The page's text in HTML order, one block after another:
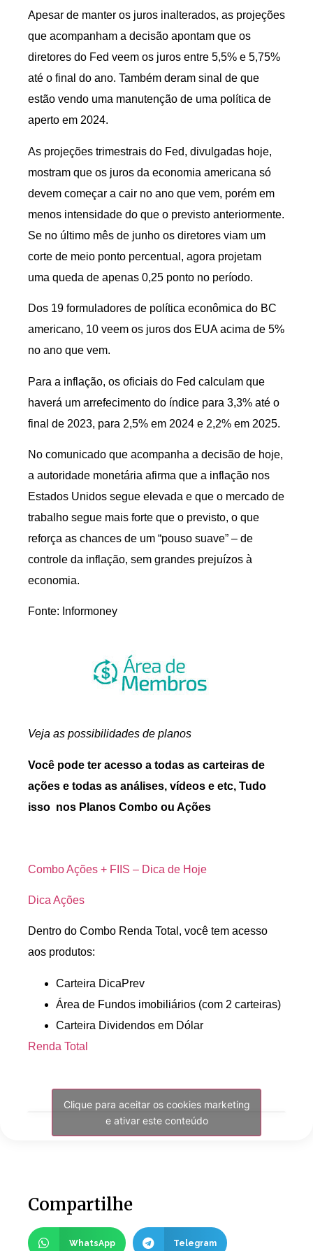
Apesar de manter os juros inalterados, as projeções
que acompanham a decisão apontam que os
diretores do Fed veem os juros entre 5,5% e 5,75%
até o final do ano. Também deram sinal de que
estão vendo uma manutenção de uma política de
aperto em 2024.
As projeções trimestrais do Fed, divulgadas hoje,
mostram que os juros da economia americana só
devem começar a cair no ano que vem, porém em
menos intensidade do que o previsto anteriormente.
Se no último mês de junho os diretores viam um
corte de meio ponto percentual, agora projetam
uma queda de apenas 0,25 ponto no período.
Dos 19 formuladores de política econômica do BC
americano, 10 veem os juros dos EUA acima de 5%
no ano que vem.
Para a inflação, os oficiais do Fed calculam que
haverá um arrefecimento do índice para 3,3% até o
final de 2023, para 2,5% em 2024 e 2,2% em 2025.
No comunicado que acompanha a decisão de hoje,
a autoridade monetária afirma que a inflação nos
Estados Unidos segue elevada e que o mercado de
trabalho segue mais forte que o previsto, o que
reforça as chances de um “pouso suave” – de
controle da inflação, sem grandes prejuízos à
economia.
Fonte: Informoney
Veja as possibilidades de planos
Você pode ter acesso a todas as carteiras de
ações e todas as análises, vídeos e etc, Tudo
isso nos Planos Combo ou Ações
Combo Ações + FIIS – Dica de Hoje
Dica Ações
Dentro do Combo Renda Total, você tem acesso
aos produtos:
Carteira DicaPrev
Área de Fundos imobiliários (com 2 carteiras)
Carteira Dividendos em Dólar
Renda Total
Clique para aceitar os cookies marketing
e ativar este conteúdo
Compartilhe
WhatsApp Telegram